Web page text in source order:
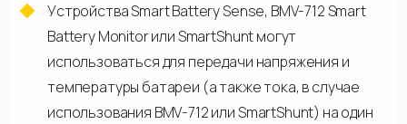
Устройства Smart Battery Sense, BMV-712 Smart
Battery Monitor или SmartShunt могут
использоваться для передачи напряжения и
температуры батареи (а также тока, в случае
использования BMV-712 или SmartShunt) на один